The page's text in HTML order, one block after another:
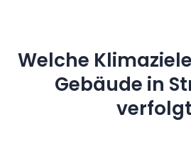
Welche
Gebäude in